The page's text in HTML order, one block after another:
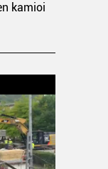
kamioi